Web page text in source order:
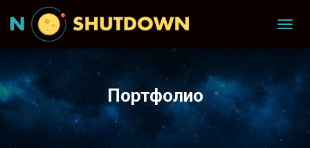
Портфолио